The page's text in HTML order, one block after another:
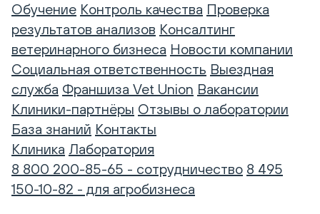
Обучение Контроль качества Проверка
результатов анализов Консалтинг
ветеринарного бизнеса Новости компании
Социальная ответственность Выездная
служба Франшиза Vet Union Вакансии
Клиники-партнёры Отзывы о лаборатории
База знаний Контакты
Клиника Лаборатория
8 800 200-85-65 - сотрудничество 8 495
150-10-82 - для агробизнеса